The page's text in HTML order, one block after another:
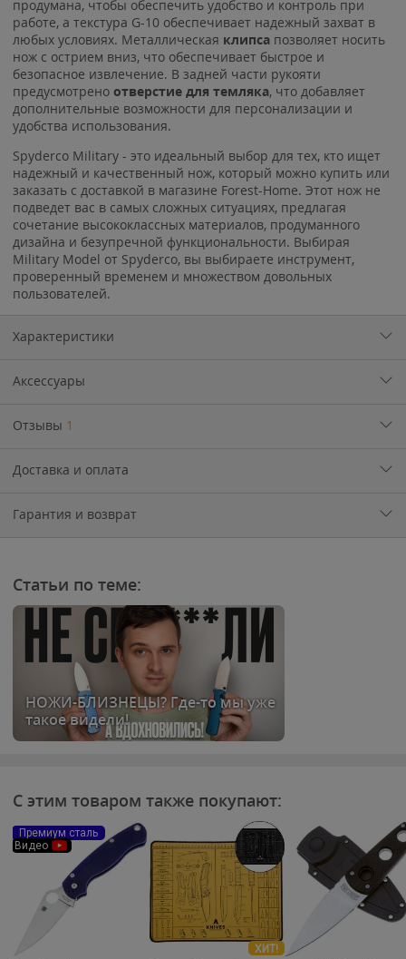
продумана, чтобы обеспечить удобство и контроль при
работе, а текстура G-10 обеспечивает надежный захват в
любых условиях. Металлическая клипса позволяет носить
нож с острием вниз, что обеспечивает быстрое и
безопасное извлечение. В задней части рукояти
предусмотрено отверстие для темляка, что добавляет
дополнительные возможности для персонализации и
удобства использования.
Spyderco Military - это идеальный выбор для тех, кто ищет
надежный и качественный нож, который можно купить или
заказать с доставкой в магазине Forest-Home. Этот нож не
подведет вас в самых сложных ситуациях, предлагая
сочетание высококлассных материалов, продуманного
дизайна и безупречной функциональности. Выбирая
Military Model от Spyderco, вы выбираете инструмент,
проверенный временем и множеством довольных
пользователей.
Характеристики
Аксессуары
Отзывы 1
Доставка и оплата
Гарантия и возврат
Статьи по теме:
НОЖИ-БЛИЗНЕЦЫ? Где-то мы уже
такое видели!
С этим товаром также покупают:
Премиум сталь
Видео
ХИТ!